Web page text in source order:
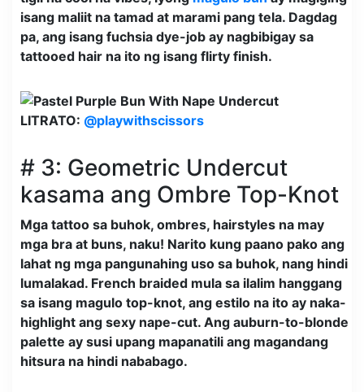
isang maliit na tamad at marami pang tela. Dagdag
pa, ang isang fuchsia dye-job ay nagbibigay sa
tattooed hair na ito ng isang flirty finish.
LITRATO: @playwithscissors
# 3: Geometric Undercut
kasama ang Ombre Top-Knot
Mga tattoo sa buhok, ombres, hairstyles na may
mga bra at buns, naku! Narito kung paano pako ang
lahat ng mga pangunahing uso sa buhok, nang hindi
lumalakad. French braided mula sa ilalim hanggang
sa isang magulo top-knot, ang estilo na ito ay naka-
highlight ang sexy nape-cut. Ang auburn-to-blonde
palette ay susi upang mapanatili ang magandang
hitsura na hindi nababago.